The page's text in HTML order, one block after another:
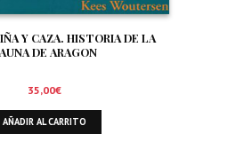
Y CAZA. HISTORIA DE LA
DE ARAGON
35,00€
AÑADIR AL CARRITO